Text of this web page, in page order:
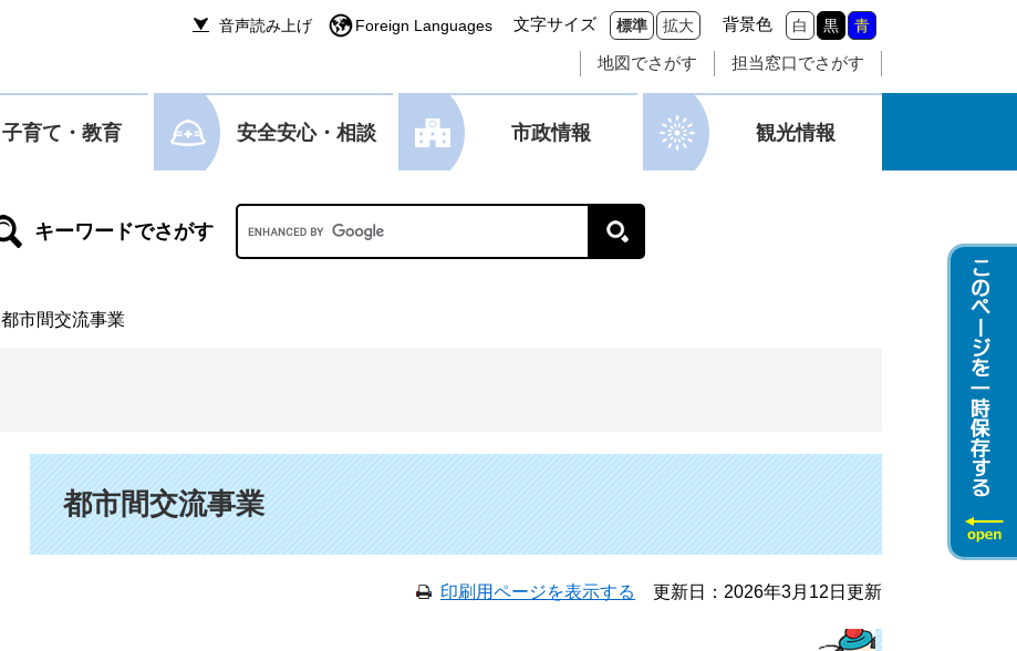
音声読み上げ Foreign Languages 文字サイズ 標準 拡大 背景色 白 黒 青
地図でさがす 担当窓口でさがす
子育て・教育 安全安心・相談 市政情報 観光情報
Googleカスタム検索
都市間交流事業
都市間交流事業
印刷用ページを表示する 更新日：2026年3月12日更新